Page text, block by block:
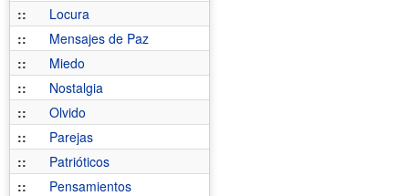
::
Locura
::
Mensajes de Paz
::
Miedo
::
Nostalgia
::
Olvido
::
Parejas
::
Patrióticos
::
Pensamientos